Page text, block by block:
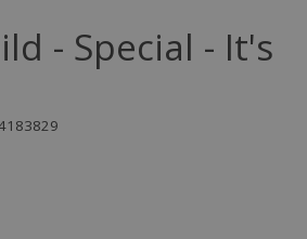
- Special - It's